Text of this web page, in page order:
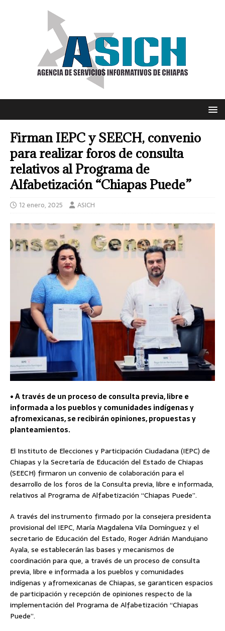
Firman IEPC y SEECH, convenio
para realizar foros de consulta
relativos al Programa de
Alfabetización “Chiapas Puede”
12 enero, 2025 ASICH
• A través de un proceso de consulta previa, libre e
informada a los pueblos y comunidades indígenas y
afromexicanas, se recibirán opiniones, propuestas y
planteamientos.
El Instituto de Elecciones y Participación Ciudadana (IEPC) de
Chiapas y la Secretaría de Educación del Estado de Chiapas
(SEECH) firmaron un convenio de colaboración para el
desarrollo de los foros de la Consulta previa, libre e informada,
relativos al Programa de Alfabetización “Chiapas Puede”.
A través del instrumento firmado por la consejera presidenta
provisional del IEPC, María Magdalena Vila Domínguez y el
secretario de Educación del Estado, Roger Adrián Mandujano
Ayala, se establecerán las bases y mecanismos de
coordinación para que, a través de un proceso de consulta
previa, libre e informada a los pueblos y comunidades
indígenas y afromexicanas de Chiapas, se garanticen espacios
de participación y recepción de opiniones respecto de la
implementación del Programa de Alfabetización “Chiapas
Puede”.